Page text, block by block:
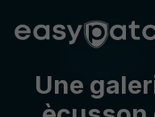
Une